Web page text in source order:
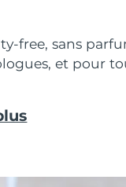
free, sans
et pour